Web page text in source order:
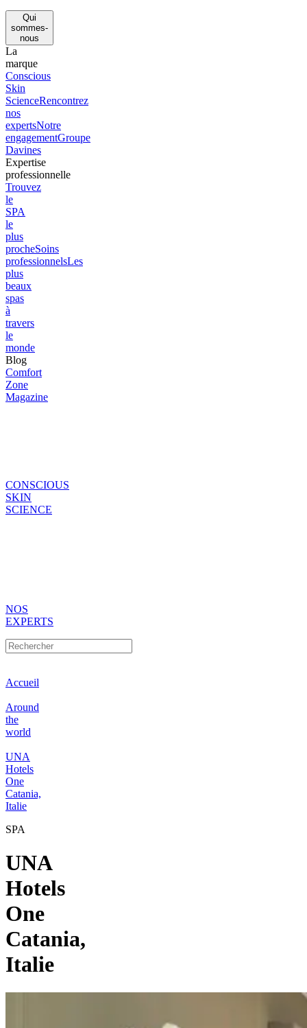
Qui
sommes-
nous
La
marque
Conscious
Skin
ScienceRencontrez
nos
expertsNotre
engagementGroupe
Davines
Expertise
professionnelle
Trouvez
le
SPA
le
plus
procheSoins
professionnelsLes
plus
beaux
spas
à
travers
le
monde
Blog
Comfort
Zone
Magazine
CONSCIOUS
SKIN
SCIENCE
NOS
EXPERTS
Accueil
Around
the
world
UNA
Hotels
One
Catania,
Italie
SPA
UNA
Hotels
One
Catania,
Italie